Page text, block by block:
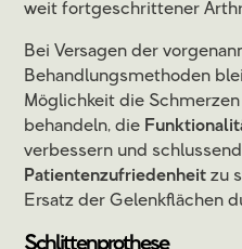
weit fortgeschrittener
Bei Versagen der
Behandlungsmethoden
Möglichkeit die
behandeln, die
verbessern und
Patientenzufriedenheit zu
Ersatz der Gelenkflächen
Schlittenprothese